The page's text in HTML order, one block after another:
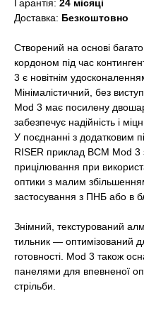
Гарантія: 24 місяці
Доставка: Безкоштовно
Створений на основі
кордоном під час
3 є новітнім
Мінімалістичний, без
Mod 3 має посилену
забезпечує надійність і
У поєднанні з додатковим
RISER приклад BCM Mod 3
прицілювання при
оптики з малим
застосування з ПНБ або в
Знімний, текстурований
тильник — оптимізований
готовності. Mod 3 також
панелями для впевненої
стрільби.